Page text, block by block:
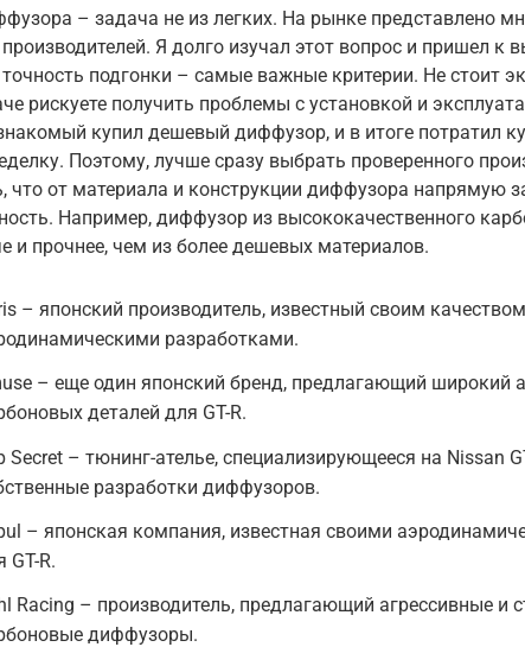
– задача не из легких. На рынке представлено
Я долго изучал этот вопрос и пришел к
подгонки – самые важные критерии. Не стоит
рискуете получить проблемы с установкой и
купил дешевый диффузор, и в итоге потратил
Поэтому, лучше сразу выбрать проверенного
что от материала и конструкции диффузора напрямую
Например, диффузор из высококачественного
и прочнее, чем из более дешевых материалов.
– японский производитель, известный своим
разработками.
– еще один японский бренд, предлагающий широкий
деталей для GT-R.
Secret – тюнинг-ателье, специализирующееся на Nissan
разработки диффузоров.
– японская компания, известная своими
GT-R.
Racing – производитель, предлагающий агрессивные и
диффузоры.